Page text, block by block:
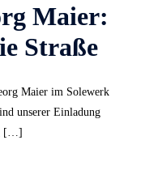
Maier:
Straße
Maier im Solewerk
unserer Einladung
[…]